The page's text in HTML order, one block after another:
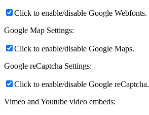
Click to enable/disable Google Webfonts.
Google Map Settings:
Click to enable/disable Google Maps.
Google reCaptcha Settings:
Click to enable/disable Google reCaptcha.
Vimeo and Youtube video embeds: